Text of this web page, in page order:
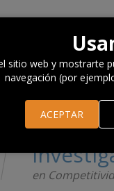
en
web y mostrarte
navegación (por
ACEPTAR